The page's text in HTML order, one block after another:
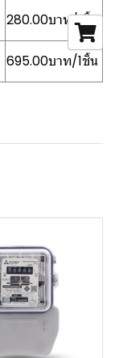
280.00บาท/1ชิ้น
695.00บาท/1ชิ้น